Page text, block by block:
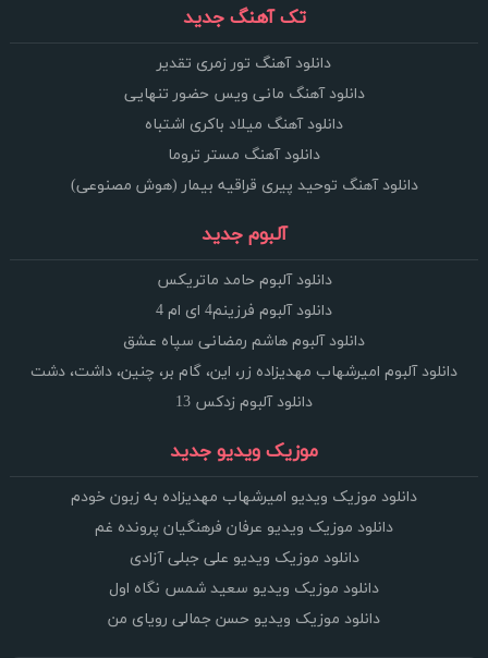
تک آهنگ جدید
دانلود آهنگ تور زمری تقدیر
دانلود آهنگ مانی ویس حضور تنهایی
دانلود آهنگ میلاد باکری اشتباه
دانلود آهنگ مستر تروما
دانلود آهنگ توحید پیری قراقیه بیمار (هوش مصنوعی)
آلبوم جدید
دانلود آلبوم حامد ماتریکس
دانلود آلبوم فرزینم4 ای ام 4
دانلود آلبوم هاشم رمضانی سپاه عشق
دانلود آلبوم امیرشهاب مهدیزاده زر، این، گام بر، چنین، داشت، دشت
دانلود آلبوم زدکس 13
موزیک ویدیو جدید
دانلود موزیک ویدیو امیرشهاب مهدیزاده به زبون خودم
دانلود موزیک ویدیو عرفان فرهنگیان پرونده غم
دانلود موزیک ویدیو علی جبلی آزادی
دانلود موزیک ویدیو سعید شمس نگاه اول
دانلود موزیک ویدیو حسن جمالی رویای من